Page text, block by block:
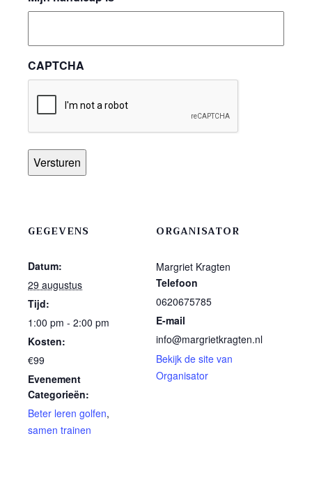
CAPTCHA
GEGEVENS
Datum:
29 augustus
Tijd:
1:00 pm - 2:00 pm
Kosten:
€99
Evenement
Categorieën:
Beter leren golfen,
samen trainen
ORGANISATOR
Margriet Kragten
Telefoon
0620675785
E-mail
info@margrietkragten.nl
Bekijk de site van
Organisator